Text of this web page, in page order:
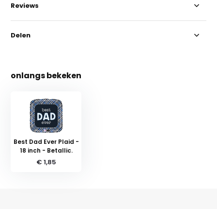
Reviews
Delen
onlangs bekeken
Best Dad Ever Plaid -
18 inch - Betallic.
€ 1,85